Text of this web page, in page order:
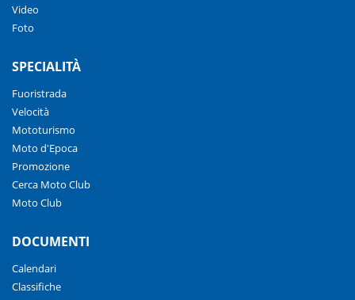
Video
Foto
SPECIALITÀ
Fuoristrada
Velocità
Mototurismo
Moto d'Epoca
Promozione
Cerca Moto Club
Moto Club
DOCUMENTI
Calendari
Classifiche